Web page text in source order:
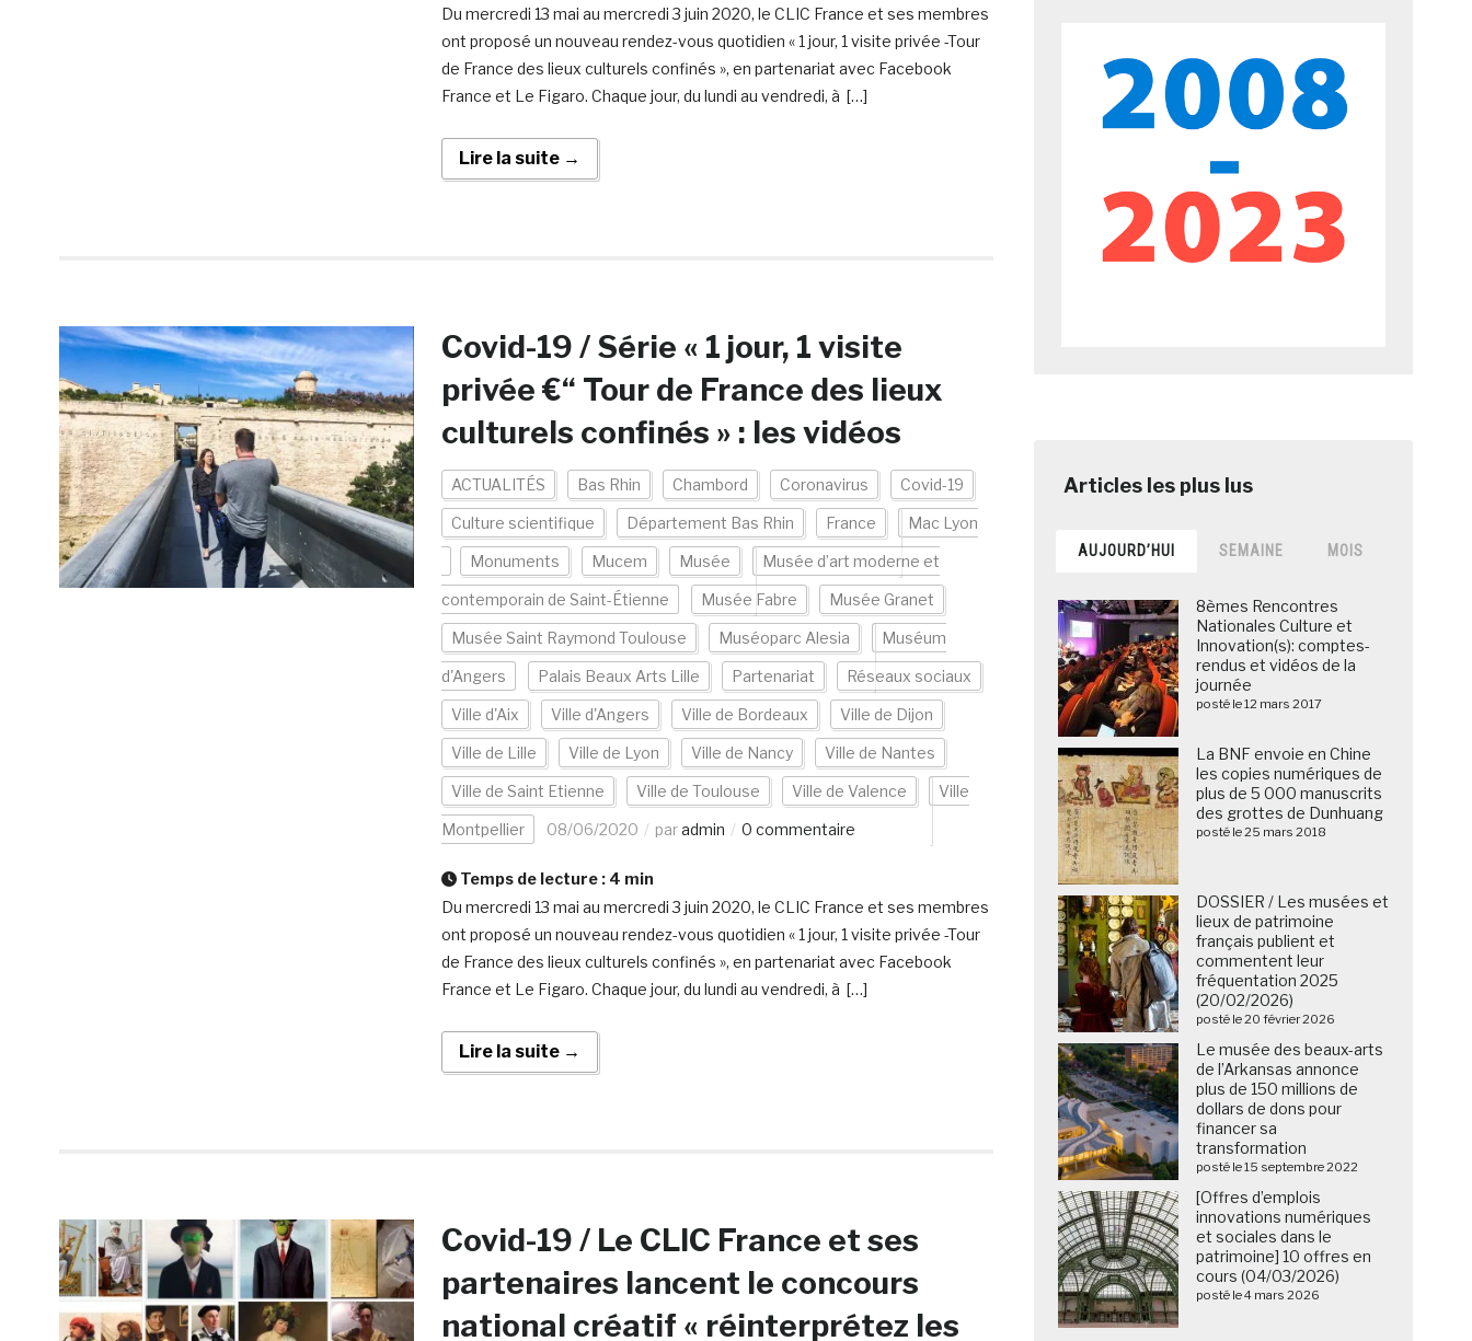
Du mercredi 13 mai au mercredi 3 juin 2020, le CLIC France et ses membres
ont proposé un nouveau rendez-vous quotidien « 1 jour, 1 visite privée -Tour
de France des lieux culturels confinés », en partenariat avec Facebook
France et Le Figaro. Chaque jour, du lundi au vendredi, à […]
Lire la suite →
Covid-19 / Série « 1 jour, 1 visite
privée €“ Tour de France des lieux
culturels confinés » : les vidéos
ACTUALITÉS Bas Rhin Chambord Coronavirus Covid-19
Culture scientifique Département Bas Rhin France Mac Lyon
Monuments Mucem Musée Musée d’art moderne et
contemporain de Saint-Étienne Musée Fabre Musée Granet
Musée Saint Raymond Toulouse Muséoparc Alesia Muséum
d'Angers Palais Beaux Arts Lille Partenariat Réseaux sociaux
Ville d'Aix Ville d'Angers Ville de Bordeaux Ville de Dijon
Ville de Lille Ville de Lyon Ville de Nancy Ville de Nantes
Ville de Saint Etienne Ville de Toulouse Ville de Valence Ville
Montpellier 08/06/2020 paradmin 0 commentaire
Temps de lecture : 4 min
Du mercredi 13 mai au mercredi 3 juin 2020, le CLIC France et ses membres
ont proposé un nouveau rendez-vous quotidien « 1 jour, 1 visite privée -Tour
de France des lieux culturels confinés », en partenariat avec Facebook
France et Le Figaro. Chaque jour, du lundi au vendredi, à […]
Lire la suite →
Covid-19 / Le CLIC France et ses
partenaires lancent le concours
national créatif « réinterprétez les
AUJOURD’HUI SEMAINE MOIS
8èmes Rencontres
Nationales Culture et
Innovation(s): comptes-
rendus et vidéos de la
journée
posté le 12 mars 2017
La BNF envoie en Chine
les copies numériques de
plus de 5 000 manuscrits
des grottes de Dunhuang
posté le 25 mars 2018
DOSSIER / Les musées et
lieux de patrimoine
français publient et
commentent leur
fréquentation 2025
(20/02/2026)
posté le 20 février 2026
Le musée des beaux-arts
de l’Arkansas annonce
plus de 150 millions de
dollars de dons pour
financer sa
transformation
posté le 15 septembre 2022
[Offres d’emplois
innovations numériques
et sociales dans le
patrimoine] 10 offres en
cours (04/03/2026)
posté le 4 mars 2026